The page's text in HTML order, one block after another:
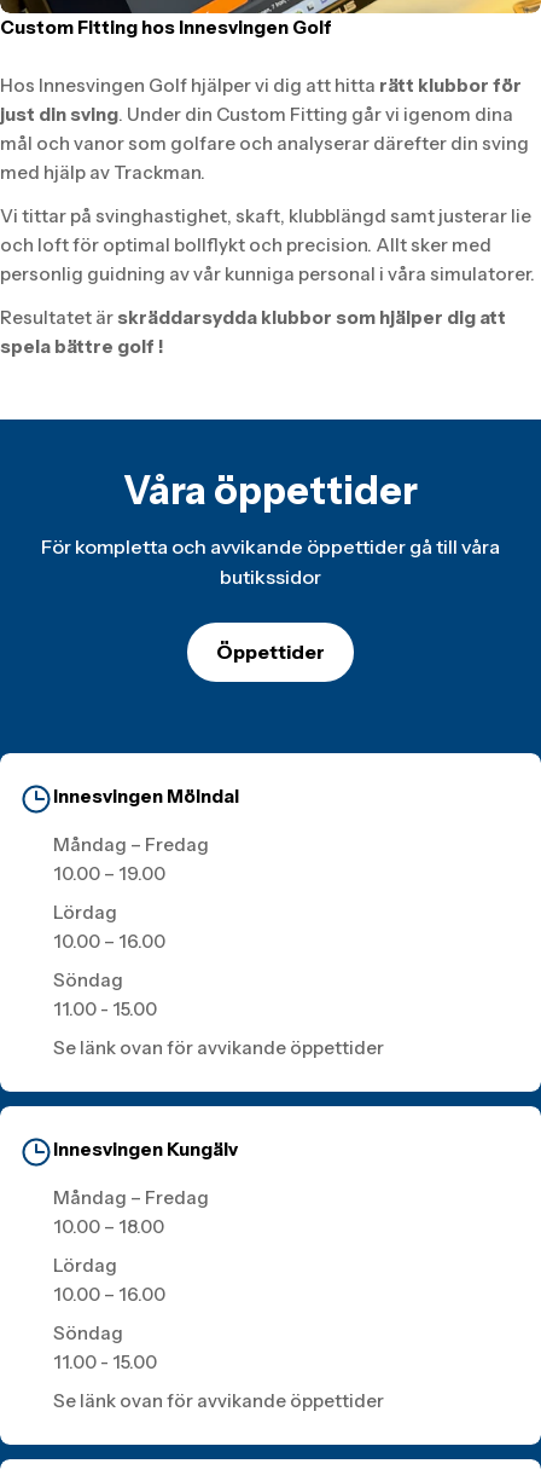
Custom Fitting hos Innesvingen Golf
Hos Innesvingen Golf hjälper vi dig att hitta rätt klubbor för
just din sving. Under din Custom Fitting går vi igenom dina
mål och vanor som golfare och analyserar därefter din sving
med hjälp av Trackman.
Vi tittar på svinghastighet, skaft, klubblängd samt justerar lie
och loft för optimal bollflykt och precision. Allt sker med
personlig guidning av vår kunniga personal i våra simulatorer.
Resultatet ärskräddarsydda klubbor som hjälper dig att
spela bättre golf !
Våra öppettider
För kompletta och avvikande öppettider gå till våra
butikssidor
Öppettider
Innesvingen Mölndal
Måndag – Fredag
10.00 – 19.00
Lördag
10.00 – 16.00
Söndag
11.00 - 15.00
Se länk ovan för avvikande öppettider
Innesvingen Kungälv
Måndag – Fredag
10.00 – 18.00
Lördag
10.00 – 16.00
Söndag
11.00 - 15.00
Se länk ovan för avvikande öppettider